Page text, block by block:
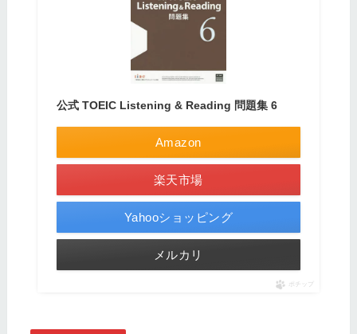
公式 TOEIC Listening & Reading 問題集 6
Amazon
楽天市場
Yahooショッピング
メルカリ
ポチップ